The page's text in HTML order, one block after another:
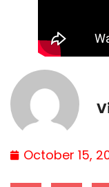
October 15,